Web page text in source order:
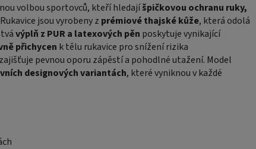
volbou sportovců, kteří hledajíšpičkovou ochranu ruky,
jsou vyrobeny z prémiové thajské kůže, která odolá
výplň z PUR a latexových pěn poskytuje vynikající
přichycen k tělu rukavice pro snížení rizika
zajišťuje pevnou oporu zápěstí a pohodlné utažení. Model
designových variantách, které vyniknou v každé